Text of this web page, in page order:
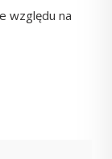
względu na